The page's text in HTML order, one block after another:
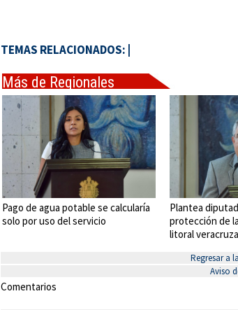
TEMAS RELACIONADOS:
Más de Regionales
Pago de agua potable se calcularía
solo por uso del servicio
Plantea
protección de
litoral
Regresar a
Aviso
Comentarios